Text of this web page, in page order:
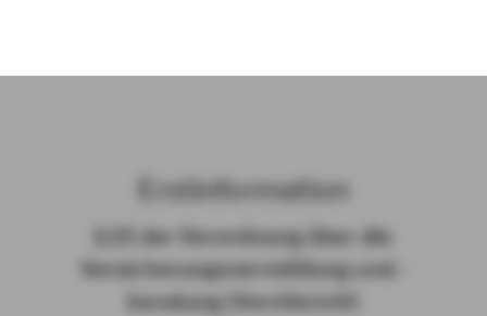
Erst­in­for­ma­ti­on
§ 15 der Ver­ord­nung über die
Ver­si­che­rungs­ver­mitt­lung und -​
beratung (Vers­VermV)